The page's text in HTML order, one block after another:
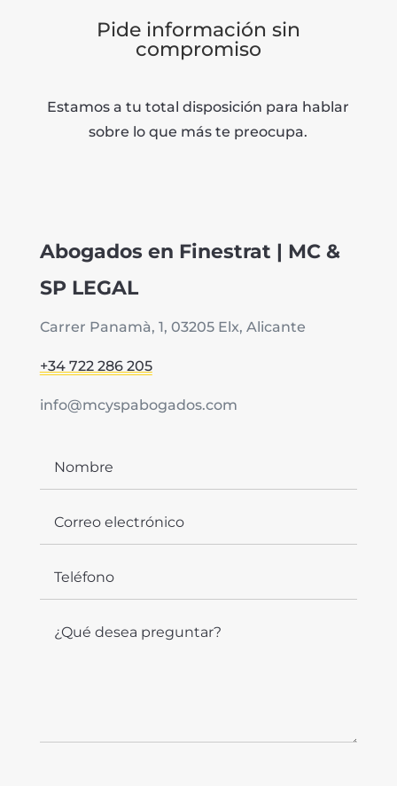
Pide información sin
compromiso
Estamos a tu total disposición para hablar
sobre lo que más te preocupa.
Abogados en Finestrat | MC &
SP LEGAL
Carrer Panamà, 1, 03205 Elx, Alicante
+34 722 286 205
info@mcyspabogados.com